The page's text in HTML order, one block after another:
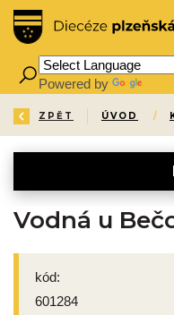
Powered by
ZPĚT ÚVOD /
Vodná u
kód:
601284